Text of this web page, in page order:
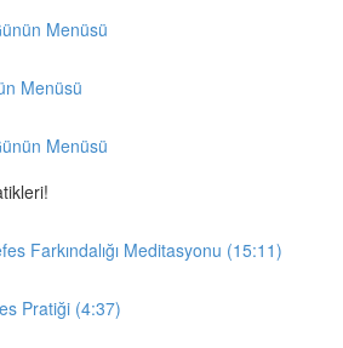
Menüsü
Menüsü
Menüsü
Farkındalığı Meditasyonu (15:11)
Pratiği (4:37)